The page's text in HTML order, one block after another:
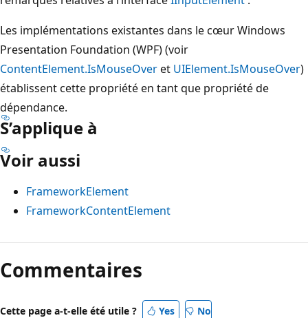
Les implémentations existantes dans le cœur Windows
Presentation Foundation (WPF) (voir
ContentElement.IsMouseOveret UIElement.IsMouseOver)
établissent cette propriété en tant que propriété de
dépendance.
S’applique à
Voir aussi
FrameworkElement
FrameworkContentElement
Mode
lecture
désactivé
Commentaires
Cette page a-t-elle été utile ? Yes No